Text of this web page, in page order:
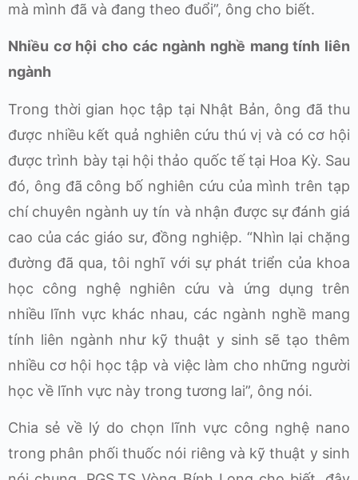
mà mình đã và đang theo đuổi”, ông cho biết.
Nhiều cơ hội cho các ngành nghề mang tính liên
ngành
Trong thời gian học tập tại Nhật Bản, ông đã thu
được nhiều kết quả nghiên cứu thú vị và có cơ hội
được trình bày tại hội thảo quốc tế tại Hoa Kỳ. Sau
đó, ông đã công bố nghiên cứu của mình trên tạp
chí chuyên ngành uy tín và nhận được sự đánh giá
cao của các giáo sư, đồng nghiệp. “Nhìn lại chặng
đường đã qua, tôi nghĩ với sự phát triển của khoa
học công nghệ nghiên cứu và ứng dụng trên
nhiều lĩnh vực khác nhau, các ngành nghề mang
tính liên ngành như kỹ thuật y sinh sẽ tạo thêm
nhiều cơ hội học tập và việc làm cho những người
học về lĩnh vực này trong tương lai”, ông nói.
Chia sẻ về lý do chọn lĩnh vực công nghệ nano
trong phân phối thuốc nói riêng và kỹ thuật y sinh